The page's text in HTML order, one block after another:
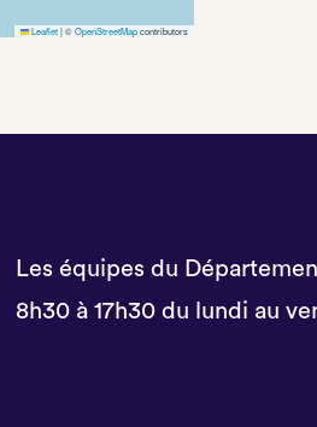
Leaflet |©OpenStreetMapcontributors
Les équipes du
8h30 à 17h30 du lundi au